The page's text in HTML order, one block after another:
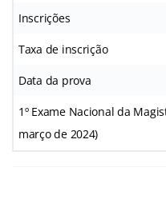
Inscrições
Taxa de inscrição
Data da prova
1º Exame Nacional da
março de 2024)